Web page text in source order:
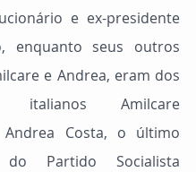
e ex-presidente
enquanto seus outros
e Andrea, eram dos
italianos Amilcare
Andrea Costa, o último
do Partido Socialista